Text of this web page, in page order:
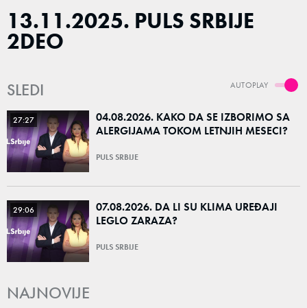
13.11.2025. PULS SRBIJE
2DEO
AUTOPLAY
SLEDI
27:27
04.08.2026. KAKO DA SE IZBORIMO SA
ALERGIJAMA TOKOM LETNJIH MESECI?
PULS SRBIJE
29:06
07.08.2026. DA LI SU KLIMA UREĐAJI
LEGLO ZARAZA?
PULS SRBIJE
NAJNOVIJE